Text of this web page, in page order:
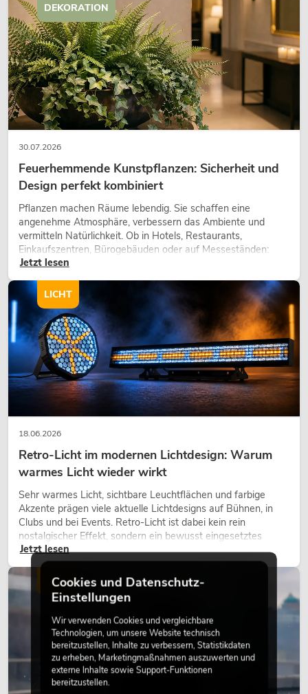
30.07.2026
Feuerhemmende Kunstpflanzen: Sicherheit und
Design perfekt kombiniert
Pflanzen machen Räume lebendig. Sie schaffen eine
angenehme Atmosphäre, verbessern das Ambiente und
vermitteln Natürlichkeit. Ob in Hotels, Restaurants,
Einkaufszentren, Bürogebäuden oder auf Messeständen:
eine hochwertige Begrünung gehört heute längst zum
Jetzt lesen
DEKORATION
18.06.2026
Retro-Licht im modernen Lichtdesign: Warum
warmes Licht wieder wirkt
Sehr warmes Licht, sichtbare Leuchtflächen und farbige
Akzente prägen viele aktuelle Lichtdesigns auf Bühnen, in
Clubs und bei Events. Retro-Licht ist dabei kein rein
nostalgischer Effekt, sondern ein bewusst eingesetztes
Gestaltungsmittel: Es schafft Atmosphäre, gibt Szenen
Charakter und kann technische LED-Setups emotionaler
wirken lassen.
Jetzt lesen
LICHT
LICHT
Cookies und Datenschutz-
Einstellungen
Wir verwenden Cookies und vergleichbare
Technologien, um unsere Website technisch
bereitzustellen, Inhalte zu verbessern, Statistikdaten
zu erheben, Marketingmaßnahmen auszuwerten und
externe Inhalte sowie Support-Funktionen
bereitzustellen.